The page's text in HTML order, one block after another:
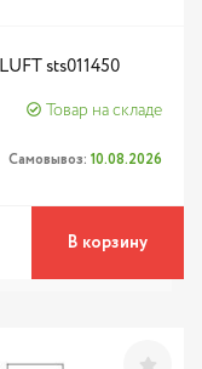
sts011450
Товар на складе
Самовывоз: 10.08.2026
В корзину